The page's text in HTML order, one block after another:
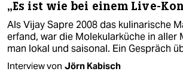
„Es ist wie bei einem Live-
Als Vijay Sapre 2008 das kulinarische
erfand, war die Molekularküche in aller
man lokal und saisonal. Ein Gespräch
Interview von Jörn Kabisch